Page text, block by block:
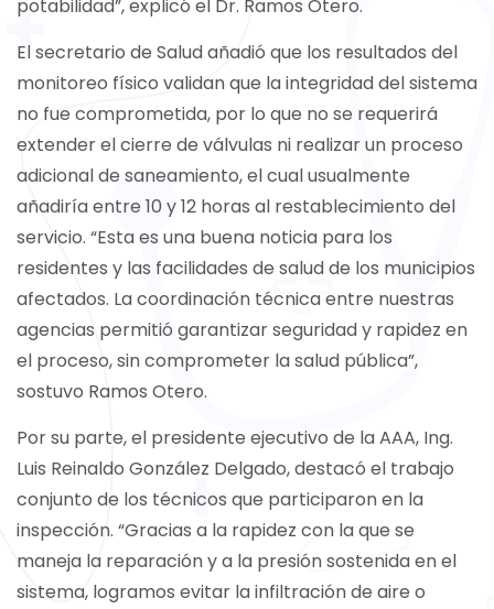
potabilidad”, explicó el Dr. Ramos Otero.
El secretario de Salud añadió que los resultados del
monitoreo físico validan que la integridad del sistema
no fue comprometida, por lo que no se requerirá
extender el cierre de válvulas ni realizar un proceso
adicional de saneamiento, el cual usualmente
añadiría entre 10 y 12 horas al restablecimiento del
servicio. “Esta es una buena noticia para los
residentes y las facilidades de salud de los municipios
afectados. La coordinación técnica entre nuestras
agencias permitió garantizar seguridad y rapidez en
el proceso, sin comprometer la salud pública”,
sostuvo Ramos Otero.
Por su parte, el presidente ejecutivo de la AAA, Ing.
Luis Reinaldo González Delgado, destacó el trabajo
conjunto de los técnicos que participaron en la
inspección. “Gracias a la rapidez con la que se
maneja la reparación y a la presión sostenida en el
sistema, logramos evitar la infiltración de aire o